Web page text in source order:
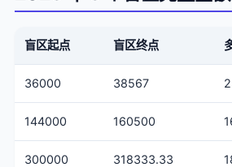
盲区起点 盲区终点
36000 38567
144000 160500
300000 318333.33